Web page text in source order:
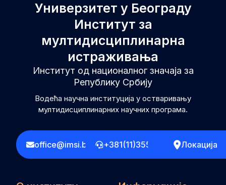
Универзитет у Београду
Институт за
мултидисциплинарна
истраживања
Институт од националног значаја за
Републику Србију
Водећа научна институција у остваривању
мултидисциплинарних научних програма.
office@imsi.bg.ac.rs+381(11)3555258 Локација